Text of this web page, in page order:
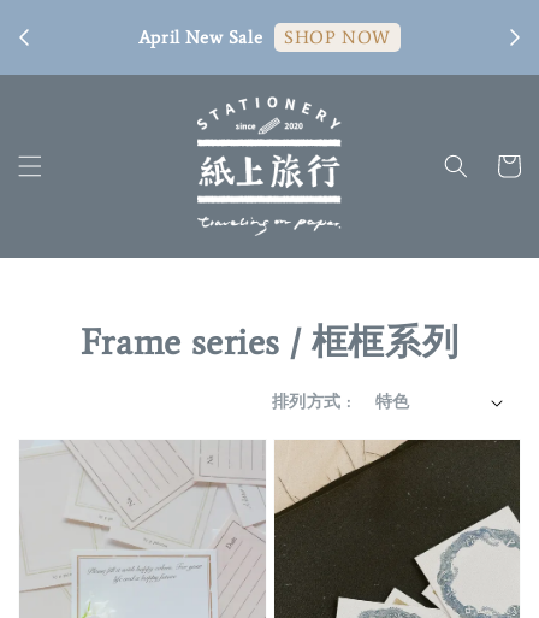
April New Sale SHOP NOW
Frame series / 框框系列
排列方式 :